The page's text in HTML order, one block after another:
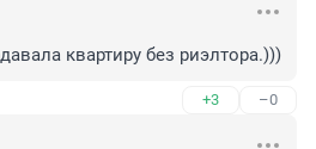
квартиру без риэлтора.)))
+3 –0